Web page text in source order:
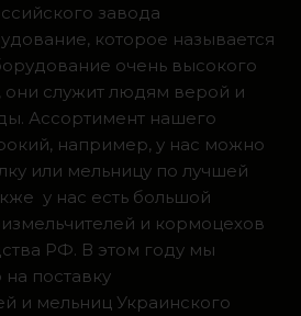
завода
которое называется
очень высокого
они служит людям верой и
Ассортимент нашего
например, у нас можно
или мельницу по лучшей
у нас есть большой
и кормоцехов
РФ. В этом году мы
поставку
и мельниц Украинского